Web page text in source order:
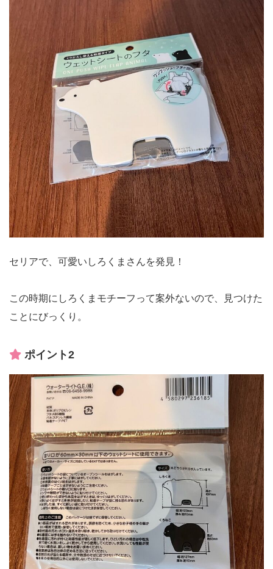
セリアで、可愛いしろくまさんを発見！
この時期にしろくまモチーフって案外ないので、見つけた
ことにびっくり。
ポイント2